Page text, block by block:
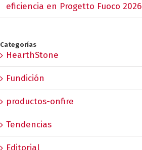
eficiencia en Progetto Fuoco 2026
Categorías
HearthStone
Fundición
productos-onfire
Tendencias
Editorial